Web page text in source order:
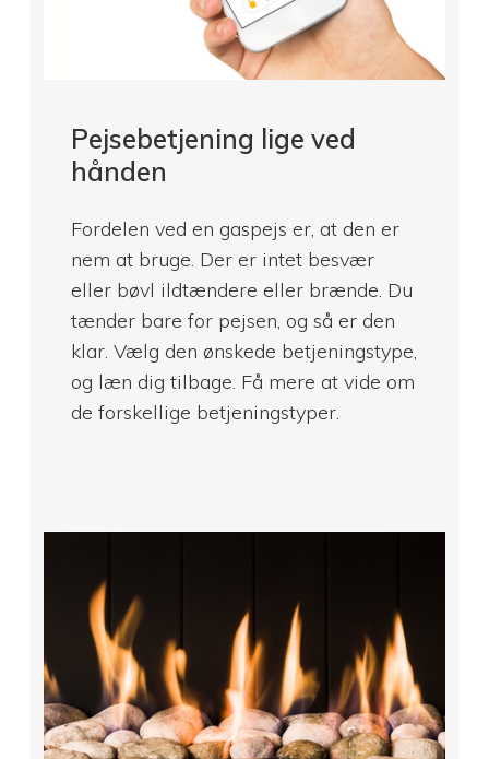
Pejsebetjening lige ved
hånden
Fordelen ved en gaspejs er, at den er
nem at bruge. Der er intet besvær
eller bøvl ildtændere eller brænde. Du
tænder bare for pejsen, og så er den
klar. Vælg den ønskede betjeningstype,
og læn dig tilbage. Få mere at vide om
de forskellige betjeningstyper.